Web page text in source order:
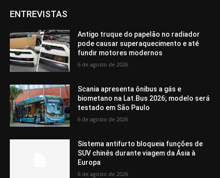
ENTREVISTAS
Antigo truque do papelão no radiador
pode causar superaquecimento e até
fundir motores modernos
6 de agosto de 2026
Scania apresenta ônibus a gás e
biometano na Lat.Bus 2026; modelo será
testado em São Paulo
6 de agosto de 2026
Sistema antifurto bloqueia funções de
SUV chinês durante viagem da Ásia à
Europa
6 de agosto de 2026